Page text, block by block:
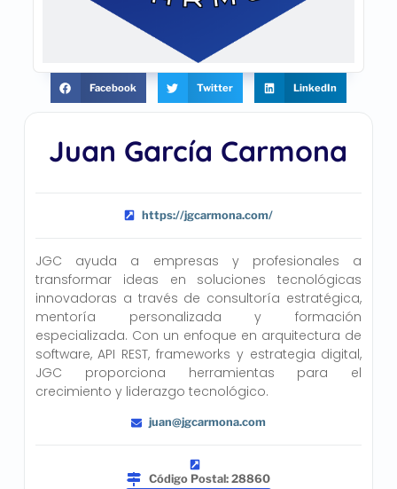
Juan García Carmona
https://jgcarmona.com/
JGC ayuda a empresas y profesionales a
transformar ideas en soluciones tecnológicas
innovadoras a través de consultoría estratégica,
mentoría personalizada y formación
especializada. Con un enfoque en arquitectura de
software, API REST, frameworks y estrategia digital,
JGC proporciona herramientas para el
crecimiento y liderazgo tecnológico.
juan@jgcarmona.com
Código Postal: 28860
Facebook Twitter LinkedIn